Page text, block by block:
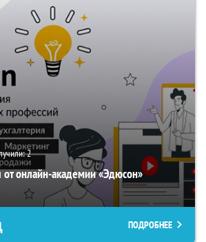
2
онлайн-академии «Эдюсон»
ПОДРОБНЕЕ